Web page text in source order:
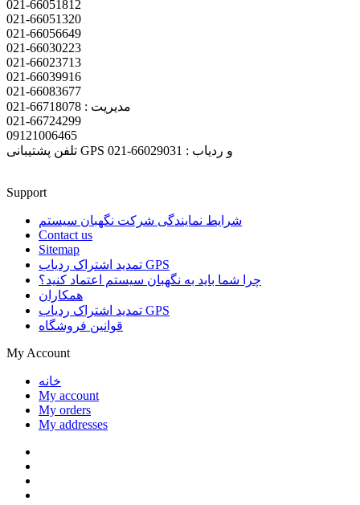
021-66051812
021-66051320
021-66056649
021-66030223
021-66023713
021-66039916
021-66083677
مدیریت : 66718078-021
021-66724299
09121006465
تلفن پشتیبانی GPS و ردیاب : 66029031-021
Support
شرایط نمایندگی شرکت نگهبان سیستم
Contact us
Sitemap
تمدید اشتراک ردیاب GPS
چرا شما باید به نگهبان سیستم اعتماد کنید؟
همکاران
تمدید اشتراک ردیاب GPS
قوانین فروشگاه
My Account
خانه
My account
My orders
My addresses